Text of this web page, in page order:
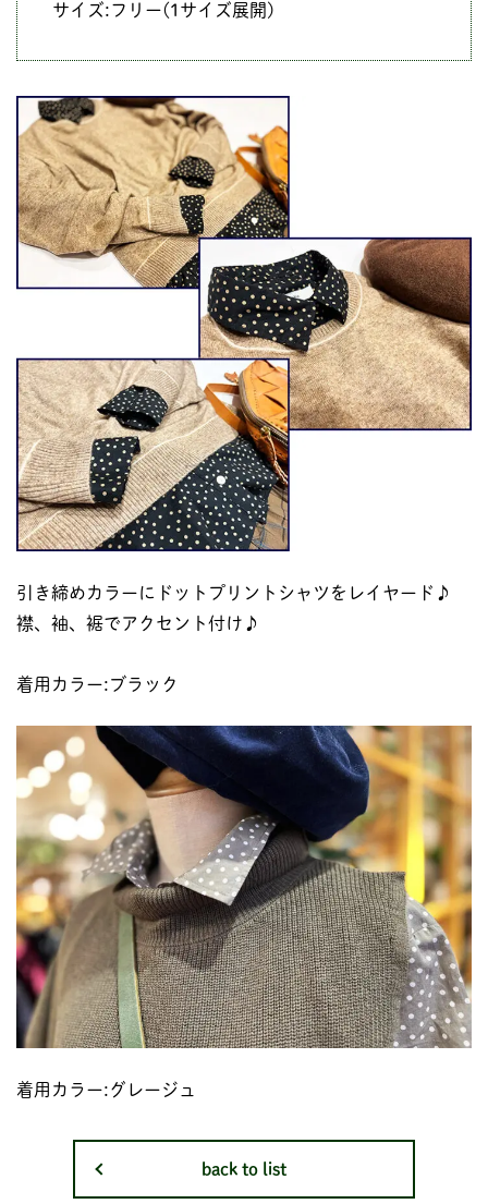
サイズ:フリー(1サイズ展開)
引き締めカラーにドットプリントシャツをレイヤード♪
襟、袖、裾でアクセント付け♪
着用カラー:ブラック
着用カラー:グレージュ
back to list